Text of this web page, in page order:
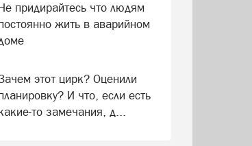
придирайтесь что людям
жить в аварийном
этот цирк? Оценили
И что, если есть
то замечания, д...